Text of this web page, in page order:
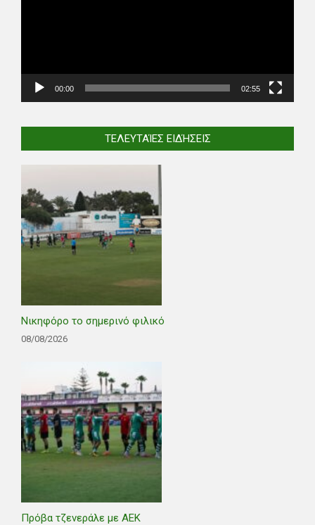
00:00 02:55
ΤΕΛΕΥΤΑΊΕΣ ΕΙΔΉΣΕΙΣ
Νικηφόρο το σημερινό φιλικό
08/08/2026
Πρόβα τζενεράλε με ΑΕΚ